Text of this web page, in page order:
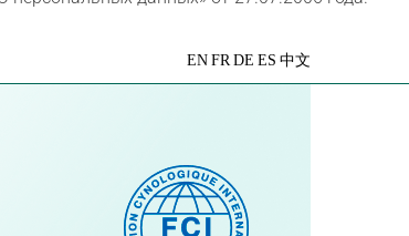
Яндекс
EN FR DE ES 中文